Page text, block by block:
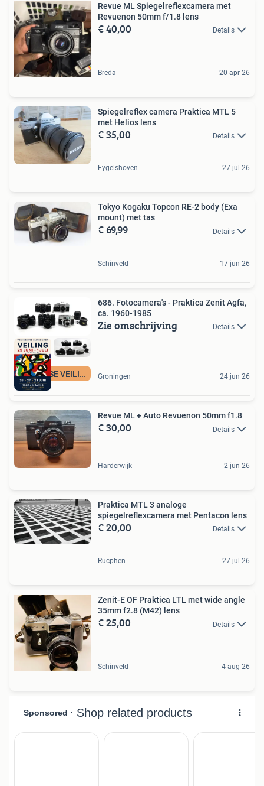
Revue ML Spiegelreflexcamera met
Revuenon 50mm f/1.8 lens
€ 40,00 Details
Breda 20 apr 26
Spiegelreflex camera Praktica MTL 5
met Helios lens
€ 35,00 Details
Eygelshoven 27 jul 26
Tokyo Kogaku Topcon RE-2 body (Exa
mount) met tas
€ 69,99 Details
Schinveld 17 jun 26
3-DAAGSE VEILING
686. Fotocamera's - Praktica Zenit Agfa,
ca. 1960-1985
Zie omschrijving Details
Groningen 24 jun 26
Revue ML + Auto Revuenon 50mm f1.8
€ 30,00 Details
Harderwijk 2 jun 26
Praktica MTL 3 analoge
spiegelreflexcamera met Pentacon lens
€ 20,00 Details
Rucphen 27 jul 26
Zenit-E OF Praktica LTL met wide angle
35mm f2.8 (M42) lens
€ 25,00 Details
Schinveld 4 aug 26